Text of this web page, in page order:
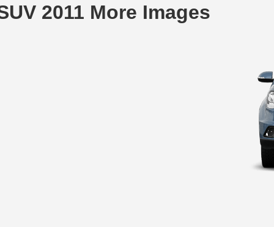
2011 More Images